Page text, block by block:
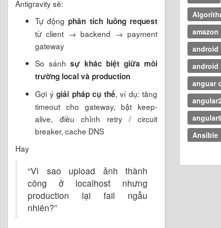
Antigravity sẽ:
Tự động phân tích luồng request
từ client → backend → payment
gateway
So sánh sự khác biệt giữa môi
trường local và production
Gợi ý giải pháp cụ thể, ví dụ: tăng
timeout cho gateway, bật keep-
alive, điều chỉnh retry / circuit
breaker, cache DNS
Hay
“Vì sao upload ảnh thành
công ở localhost nhưng
production lại fail ngẫu
nhiên?”
amazon
android
android
anguar
Ansible